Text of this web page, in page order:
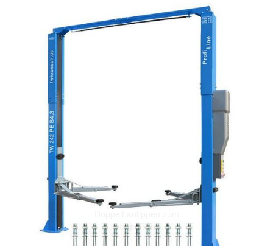
Doppelt antippen zum
vergrößern